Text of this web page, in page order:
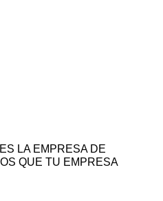
LA EMPRESA DE
QUE TU EMPRESA